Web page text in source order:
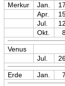
Merkur
Jan. 17
Apr.
Jul.
12
Okt.
Venus
Jul.
Erde Jan. 7